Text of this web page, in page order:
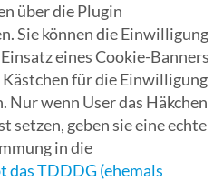
über die Plugin
Sie können die Einwilligung
eines Cookie-Banners
für die Einwilligung
Nur wenn User das Häkchen
setzen, geben sie eine echte
in die
das TDDDG (ehemals